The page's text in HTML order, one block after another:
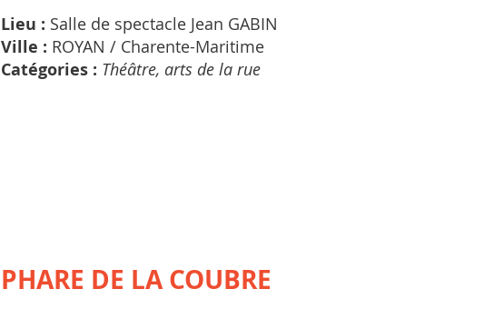
Lieu : Salle de spectacle Jean GABIN
Ville : ROYAN / Charente-Maritime
Catégories : Théâtre, arts de la rue
PHARE DE LA COUBRE